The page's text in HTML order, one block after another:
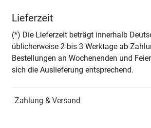
Seiten 242
Jahr Hamburg
Schriftenreihe
Lieferzeit
(*) Die Lieferzeit beträgt innerhalb
üblicherweise 2 bis 3 Werktage ab
Bestellungen an Wochenenden und
sich die Auslieferung entsprechend.
Zahlung & Versand